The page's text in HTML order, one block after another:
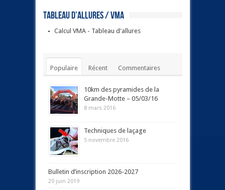
Tableau d’allures / VMA
Calcul VMA - Tableau d'allures
Populaire Récent Commentaires
Tags
10km des pyramides de la
Grande-Motte – 05/03/16
8 mars 2016
Techniques de laçage
5 novembre 2016
Bulletin d’inscription 2026-2027
20 juin 2019